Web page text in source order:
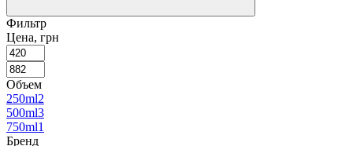
Фильтр
Цена, грн
Объем
250ml2
500ml3
750ml1
Бренд